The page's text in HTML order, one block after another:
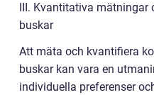
III. Kvantitativa
buskar
Att mäta och kvantifiera
buskar kan vara en
individuella preferenser